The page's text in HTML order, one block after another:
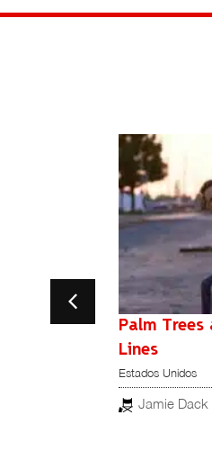
to Dalva
Palm
Lines
Estados Unidos
Jamie Dack